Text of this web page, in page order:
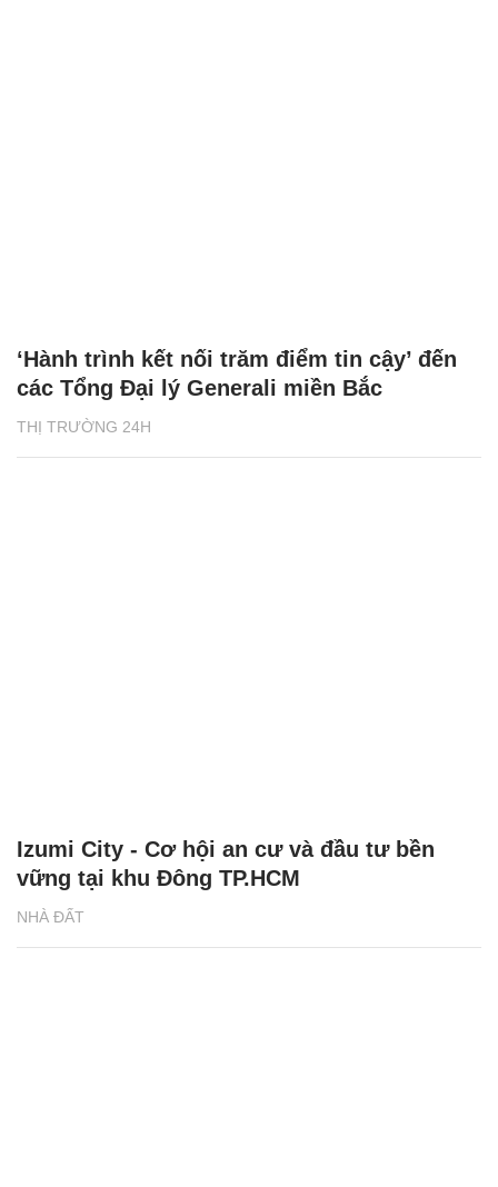
THỊ TRƯỜNG 24H
‘Hành trình kết nối trăm điểm tin cậy’ đến
các Tổng Đại lý Generali miền Bắc
NHÀ ĐẤT
Izumi City - Cơ hội an cư và đầu tư bền
vững tại khu Đông TP.HCM